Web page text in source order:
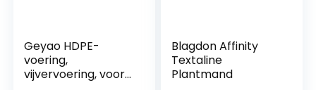
Geyao HDPE-
voering,
vijvervoering, voor
Blagdon Affinity
Textaline
Plantmand